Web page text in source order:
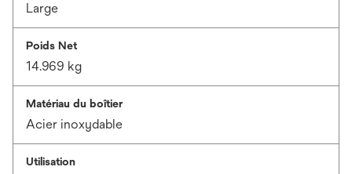
Large
Poids Net
14.969 kg
Matériau du boîtier
Acier inoxydable
Utilisation